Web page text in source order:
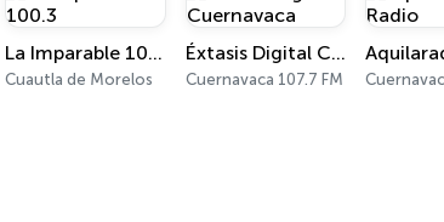
La Imparable 100.3
Cuautla de Morelos
Éxtasis Digital Cuernavaca
Cuernavaca 107.7 FM